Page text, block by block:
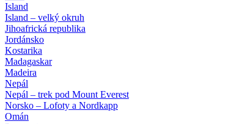
Island
Island – velký okruh
Jihoafrická republika
Jordánsko
Kostarika
Madagaskar
Madeira
Nepál
Nepál – trek pod Mount Everest
Norsko – Lofoty a Nordkapp
Omán